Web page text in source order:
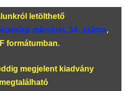
letölthető
márciusi, 34. száma,
formátumban.
megjelent kiadvány
megtalálható